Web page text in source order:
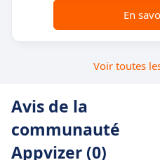
En
Voir toutes
Avis de la
communauté
Appvizer (0)